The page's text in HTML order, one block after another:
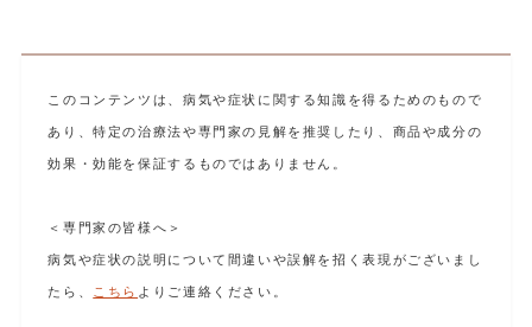
このコンテンツは、病気や症状に関する知識を得るためのもので
あり、特定の治療法や専門家の見解を推奨したり、商品や成分の
効果・効能を保証するものではありません。
＜専門家の皆様へ＞
病気や症状の説明について間違いや誤解を招く表現がございまし
たら、 こちら よりご連絡ください。